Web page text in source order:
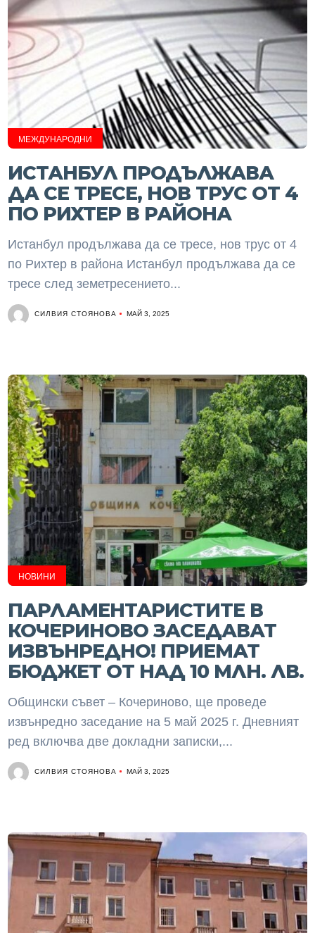
МЕЖДУНАРОДНИ
ИСТАНБУЛ ПРОДЪЛЖАВА
ДА СЕ ТРЕСЕ, НОВ ТРУС ОТ 4
ПО РИХТЕР В РАЙОНА
Истанбул продължава да се тресе, нов трус от 4
по Рихтер в района Истанбул продължава да се
тресе след земетресението...
СИЛВИЯ СТОЯНОВА МАЙ 3, 2025
НОВИНИ
ПАРЛАМЕНТАРИСТИТЕ В
КОЧЕРИНОВО ЗАСЕДАВАТ
ИЗВЪНРЕДНО! ПРИЕМАТ
БЮДЖЕТ ОТ НАД 10 МЛН. ЛВ.
Общински съвет – Кочериново, ще проведе
извънредно заседание на 5 май 2025 г. Дневният
ред включва две докладни записки,...
СИЛВИЯ СТОЯНОВА МАЙ 3, 2025